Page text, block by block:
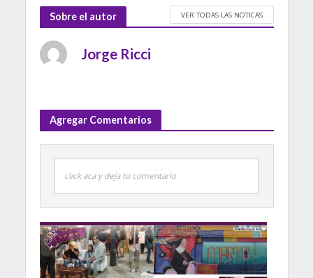
Sobre el autor VER TODAS LAS NOTICAS
Jorge Ricci
Agregar Comentarios
click aca y deja tu comentario